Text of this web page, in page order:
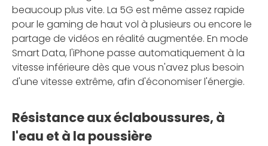
beaucoup plus vite. La 5G est même assez rapide
pour le gaming de haut vol à plusieurs ou encore le
partage de vidéos en réalité augmentée. En mode
Smart Data, l'iPhone passe automatiquement à la
vitesse inférieure dès que vous n'avez plus besoin
d'une vitesse extrême, afin d'économiser l'énergie.
Résistance aux éclaboussures, à
l'eau et à la poussière